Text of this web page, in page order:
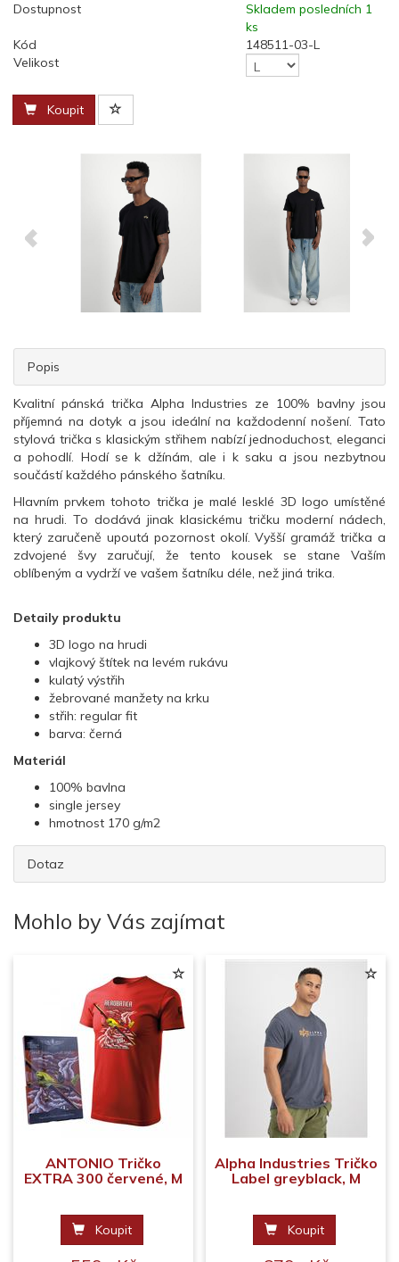
Dostupnost
Skladem posledních 1
ks
Kód
148511-03-L
Velikost
Koupit
Popis
Kvalitní pánská trička Alpha Industries ze 100% bavlny jsou
příjemná na dotyk a jsou ideální na každodenní nošení. Tato
stylová trička s klasickým střihem nabízí jednoduchost, eleganci
a pohodlí. Hodí se k džínám, ale i k saku a jsou nezbytnou
součástí každého pánského šatníku.
Hlavním prvkem tohoto trička je malé lesklé 3D logo umístěné
na hrudi. To dodává jinak klasickému tričku moderní nádech,
který zaručeně upoutá pozornost okolí. Vyšší gramáž trička a
zdvojené švy zaručují, že tento kousek se stane Vaším
oblíbeným a vydrží ve vašem šatníku déle, než jiná trika.
Detaily produktu
3D logo na hrudi
vlajkový štítek na levém rukávu
kulatý výstřih
žebrované manžety na krku
střih: regular fit
barva: černá
Materiál
100% bavlna
single jersey
hmotnost 170 g/m2
Dotaz
Mohlo by Vás zajímat
ANTONIO Tričko
EXTRA 300 červené, M
Koupit
Alpha Industries Tričko
Label greyblack, M
Koupit